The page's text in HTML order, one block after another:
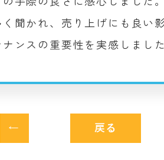
聞かれ、売り上げにも良い
ンスの重要性を実感しました
戻る